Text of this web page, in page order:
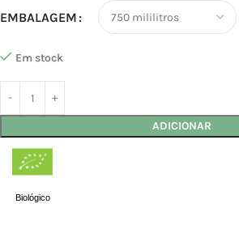
EMBALAGEM
Em stock
ADICIONAR
Biológico